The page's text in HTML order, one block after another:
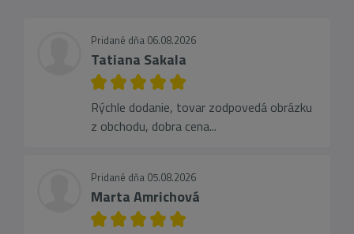
Pridané dňa 06.08.2026
Tatiana Sakala
Rýchle dodanie, tovar zodpovedá obrázku
z obchodu, dobra cena...
Pridané dňa 05.08.2026
Marta Amrichová